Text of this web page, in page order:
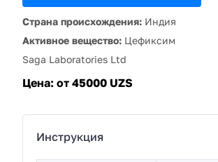
Страна происхождения: Индия
Активное вещество: Цефиксим
Saga Laboratories Ltd
Цена: от 45000 UZS
Инструкция